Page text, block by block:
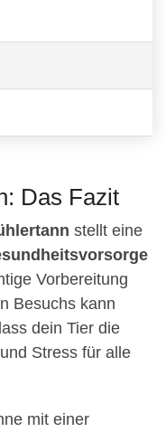
Das Fazit
stellt eine
Vorbereitung
Besuchs kann
dein Tier die
Stress für alle
mit einer